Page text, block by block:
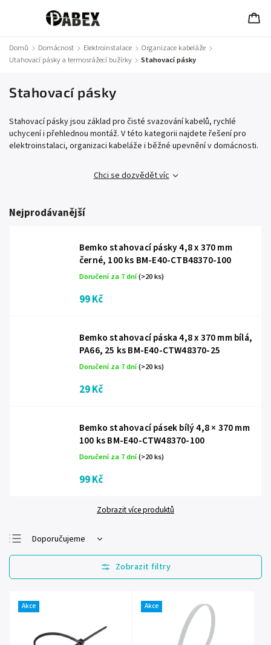
Domů / Domácnost / Elektroinstalace / Organizace kabeláže /
Utahovací pásky a termosrážecí bužírky / Stahovací pásky
Stahovací pásky
Stahovací pásky jsou základ pro čisté svazování kabelů, rychlé
uchycení i přehlednou montáž. V této kategorii najdete řešení pro
elektroinstalaci, organizaci kabeláže i běžné upevnění v domácnosti.
Chci se dozvědět víc
Nejprodávanější
Bemko stahovací pásky 4,8 x 370 mm
černé, 100 ks BM-E40-CTB48370-100
Doručení za 7 dní(>20 ks)
99 Kč
Bemko stahovací páska 4,8 x 370 mm bílá,
PA66, 25 ks BM-E40-CTW48370-25
Doručení za 7 dní(>20 ks)
29 Kč
Bemko stahovací pásek bílý 4,8 × 370 mm
100 ks BM-E40-CTW48370-100
Doručení za 7 dní(>20 ks)
99 Kč
Zobrazit více produktů
Doporučujeme
Nejlevnější
Nejdražší
Akce Akce